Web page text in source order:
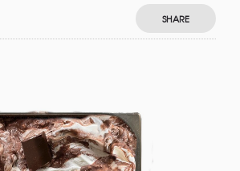
SHARE